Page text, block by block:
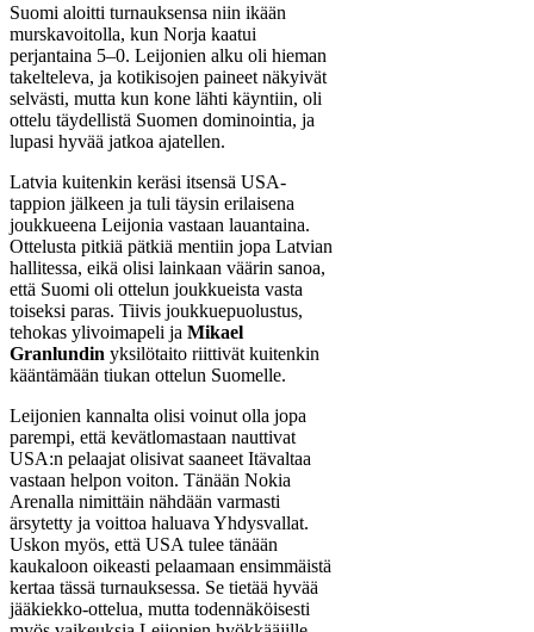
Suomi aloitti turnauksensa niin ikään
murskavoitolla, kun Norja kaatui
perjantaina 5–0. Leijonien alku oli hieman
takelteleva, ja kotikisojen paineet näkyivät
selvästi, mutta kun kone lähti käyntiin, oli
ottelu täydellistä Suomen dominointia, ja
lupasi hyvää jatkoa ajatellen.
Latvia kuitenkin keräsi itsensä USA-
tappion jälkeen ja tuli täysin erilaisena
joukkueena Leijonia vastaan lauantaina.
Ottelusta pitkiä pätkiä mentiin jopa Latvian
hallitessa, eikä olisi lainkaan väärin sanoa,
että Suomi oli ottelun joukkueista vasta
toiseksi paras. Tiivis joukkuepuolustus,
tehokas ylivoimapeli ja Mikael
Granlundin yksilötaito riittivät kuitenkin
kääntämään tiukan ottelun Suomelle.
Leijonien kannalta olisi voinut olla jopa
parempi, että kevätlomastaan nauttivat
USA:n pelaajat olisivat saaneet Itävaltaa
vastaan helpon voiton. Tänään Nokia
Arenalla nimittäin nähdään varmasti
ärsytetty ja voittoa haluava Yhdysvallat.
Uskon myös, että USA tulee tänään
kaukaloon oikeasti pelaamaan ensimmäistä
kertaa tässä turnauksessa. Se tietää hyvää
jääkiekko-ottelua, mutta todennäköisesti